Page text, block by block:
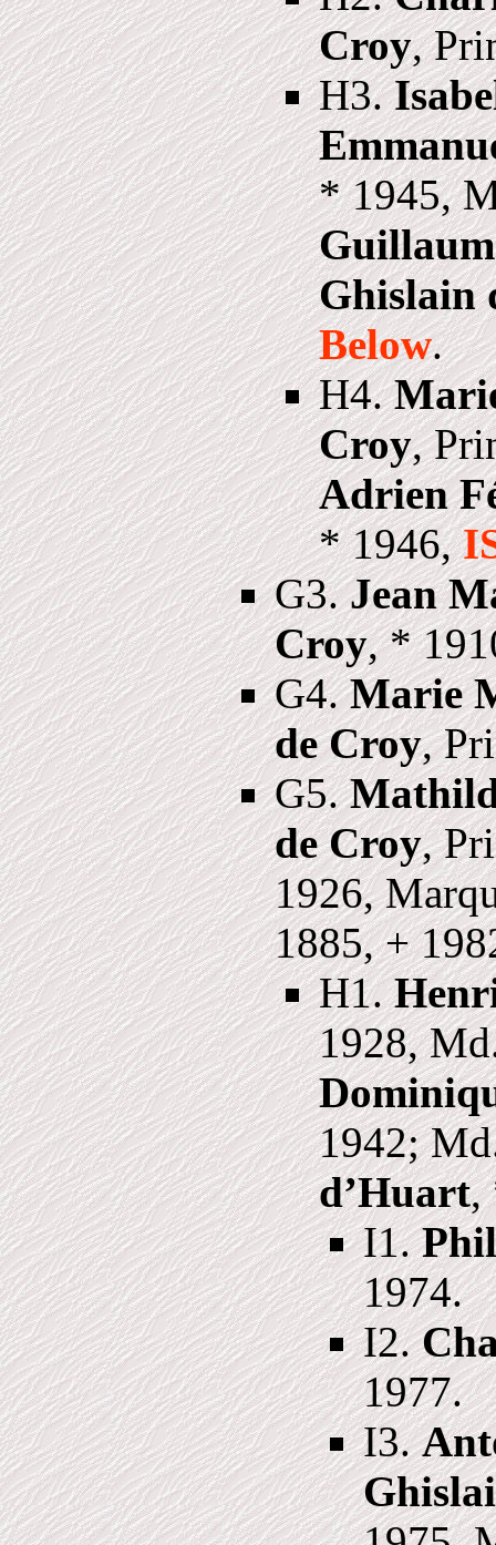
Croy,
H3.
* 1945,
Ghislain
Below.
H4.
Croy,
Adrien
* 1946,
G3.Jean
Croy, *
G4.Marie
de Croy,
G5.
de Croy,
1926,
1885, +
H1.
1928,
1942;
d’Huart,
I1.
1974.
I2.
1977.
I3.